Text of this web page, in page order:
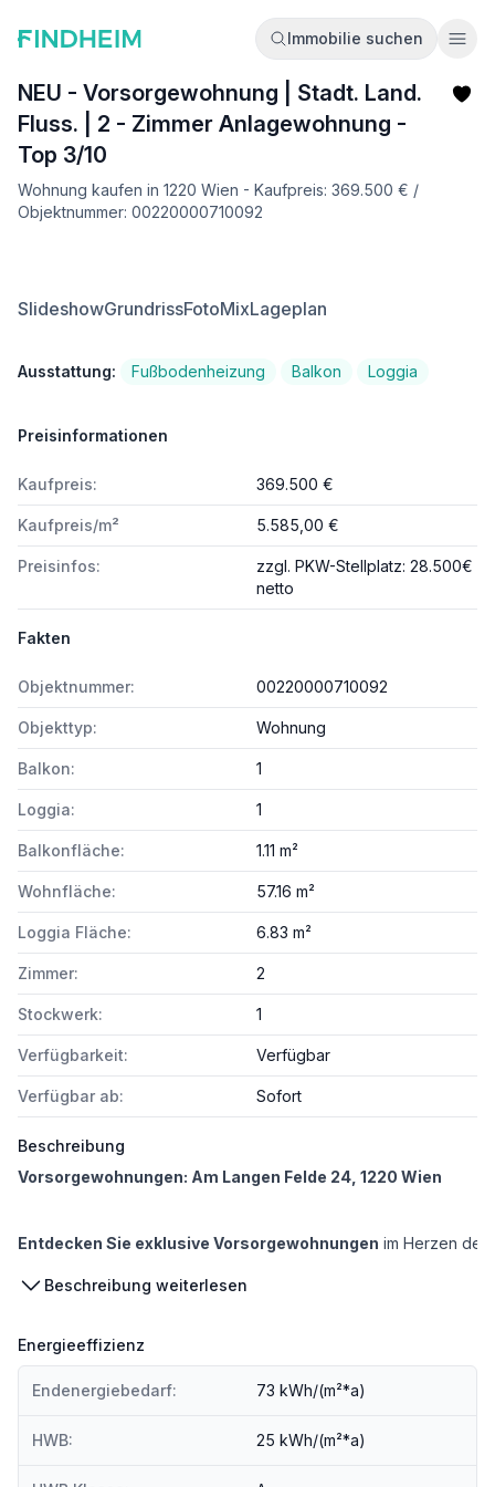
Immobilie suchen
NEU - Vorsorgewohnung | Stadt. Land.
Fluss. | 2 - Zimmer Anlagewohnung -
Top 3/10
Wohnung kaufen in 1220 Wien - Kaufpreis: 369.500 € /
Objektnummer: 00220000710092
SlideshowGrundrissFotoMixLageplan
Ausstattung: Fußbodenheizung Balkon Loggia
Preisinformationen
Kaufpreis: 369.500 €
Kaufpreis/m² 5.585,00 €
Preisinfos:
zzgl. PKW-Stellplatz: 28.500€
netto
Fakten
Objektnummer: 00220000710092
Objekttyp: Wohnung
Balkon: 1
Loggia: 1
Balkonfläche: 1.11 m²
Wohnfläche: 57.16 m²
Loggia Fläche: 6.83 m²
Zimmer: 2
Stockwerk: 1
Verfügbarkeit: Verfügbar
Verfügbar ab: Sofort
Beschreibung
Vorsorgewohnungen: Am Langen Felde 24, 1220 Wien
Entdecken Sie exklusive Vorsorgewohnungen im Herzen des
Nachhaltige Bauweise & Exzellente Ausstattung:
Beschreibung weiterlesen
Energieeffizienz
Endenergiebedarf: 73 kWh/(m²*a)
HWB: 25 kWh/(m²*a)